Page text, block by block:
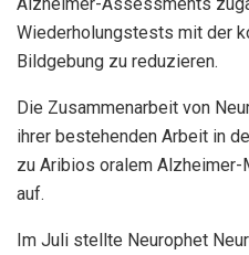
Wiederholungstests mit der
Bildgebung zu reduzieren.
Die Zusammenarbeit von
ihrer bestehenden Arbeit in
zu Aribios oralem Alzheimer-
auf.
Im Juli stellte Neurophet